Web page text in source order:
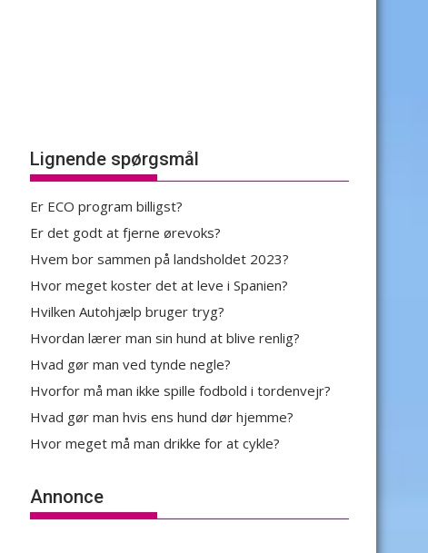
Lignende spørgsmål
Er ECO program billigst?
Er det godt at fjerne ørevoks?
Hvem bor sammen på landsholdet 2023?
Hvor meget koster det at leve i Spanien?
Hvilken Autohjælp bruger tryg?
Hvordan lærer man sin hund at blive renlig?
Hvad gør man ved tynde negle?
Hvorfor må man ikke spille fodbold i tordenvejr?
Hvad gør man hvis ens hund dør hjemme?
Hvor meget må man drikke for at cykle?
Annonce